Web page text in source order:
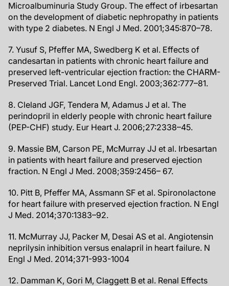
Microalbuminuria Study Group. The effect of irbesartan
on the development of diabetic nephropathy in patients
with type 2 diabetes. N Engl J Med. 2001;345:870–78.
7. Yusuf S, Pfeffer MA, Swedberg K et al. Effects of
candesartan in patients with chronic heart failure and
preserved left-ventricular ejection fraction: the CHARM-
Preserved Trial. Lancet Lond Engl. 2003;362:777–81.
8. Cleland JGF, Tendera M, Adamus J et al. The
perindopril in elderly people with chronic heart failure
(PEP-CHF) study. Eur Heart J. 2006;27:2338–45.
9. Massie BM, Carson PE, McMurray JJ et al. Irbesartan
in patients with heart failure and preserved ejection
fraction. N Engl J Med. 2008;359:2456– 67.
10. Pitt B, Pfeffer MA, Assmann SF et al. Spironolactone
for heart failure with preserved ejection fraction. N Engl
J Med. 2014;370:1383–92.
11. McMurray JJ, Packer M, Desai AS et al. Angiotensin
neprilysin inhibition versus enalapril in heart failure. N
Engl J Med. 2014;371-993-1004
12. Damman K, Gori M, Claggett B et al. Renal Effects